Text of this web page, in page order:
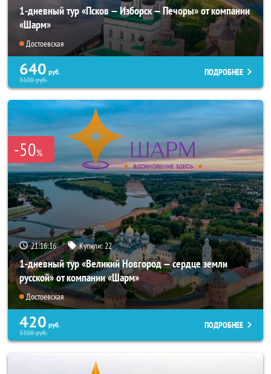
1-дневный тур «Псков — Изборск — Печоры» от компании
«Шарм»
Достоевская
640 руб.
5100руб.
ПОДРОБНЕЕ
-50%
21:16:15 Купили: 22
1-дневный тур «Великий Новгород — сердце земли
русской» от компании «Шарм»
Достоевская
420 руб.
3300руб.
ПОДРОБНЕЕ